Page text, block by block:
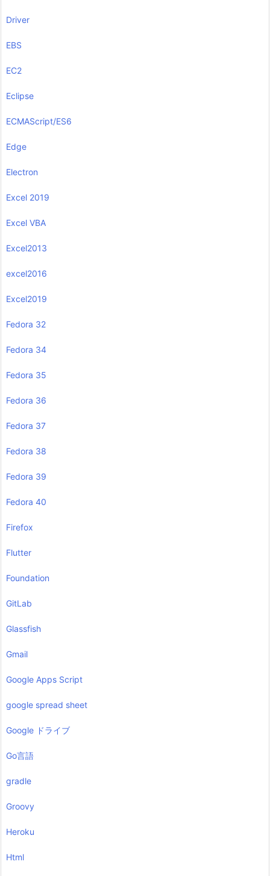
Driver
EBS
EC2
Eclipse
ECMAScript/ES6
Edge
Electron
Excel 2019
Excel VBA
Excel2013
excel2016
Excel2019
Fedora 32
Fedora 34
Fedora 35
Fedora 36
Fedora 37
Fedora 38
Fedora 39
Fedora 40
Firefox
Flutter
Foundation
GitLab
Glassfish
Gmail
Google Apps Script
google spread sheet
Google ドライブ
Go言語
gradle
Groovy
Heroku
Html